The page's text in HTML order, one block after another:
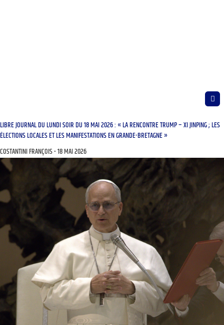
LIBRE JOURNAL DU LUNDI SOIR DU 18 MAI 2026 : « LA RENCONTRE TRUMP – XI JINPING ; LES
ÉLECTIONS LOCALES ET LES MANIFESTATIONS EN GRANDE-BRETAGNE »
COSTANTINI FRANÇOIS 18 MAI 2026